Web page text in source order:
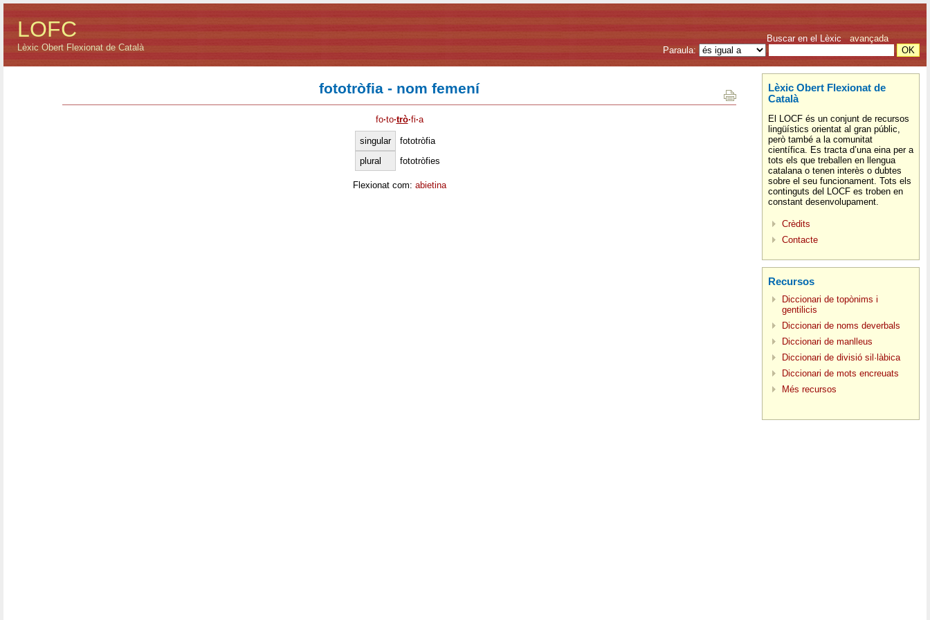
LOFC
Lèxic Obert Flexionat de Català
Buscar en el Lèxic avançada
Paraula:
fototròfia - nom femení
fo·to·trò·fi·a
singular
fototròfia
plural
fototròfies
Flexionat com: abietina
Lèxic Obert Flexionat de
Català
El LOCF és un conjunt de recursos
lingüístics orientat al gran públic,
però també a la comunitat
científica. Es tracta d’una eina per a
tots els que treballen en llengua
catalana o tenen interès o dubtes
sobre el seu funcionament. Tots els
continguts del LOCF es troben en
constant desenvolupament.
Crèdits
Contacte
Recursos
Diccionari de topònims i
gentilicis
Diccionari de noms deverbals
Diccionari de manlleus
Diccionari de divisió sil·làbica
Diccionari de mots encreuats
Més recursos